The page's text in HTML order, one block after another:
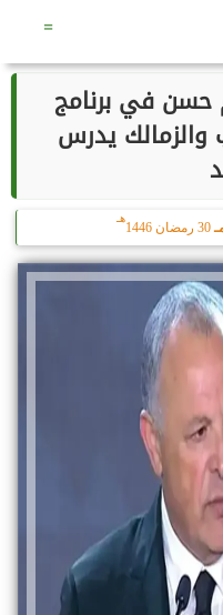
=
في برنامج
والزمالك يدرس
30 رمضان 1446
هـ